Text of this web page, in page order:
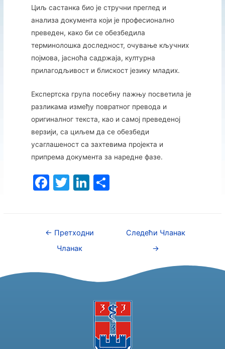
Циљ састанка био је стручни преглед и
анализа документа који је професионално
преведен, како би се обезбедила
терминолошка доследност, очување кључних
појмова, јасноћа садржаја, културна
прилагодљивост и блискост језику младих.
Експертска група посебну пажњу посветила је
разликама између повратног превода и
оригиналног текста, као и самој преведеној
верзији, са циљем да се обезбеди
усаглашеност са захтевима пројекта и
припрема документа за наредне фазе.
F
e
b
o
T
er
Li
e
S
← Претходни
Чланак
Следећи Чланак
→